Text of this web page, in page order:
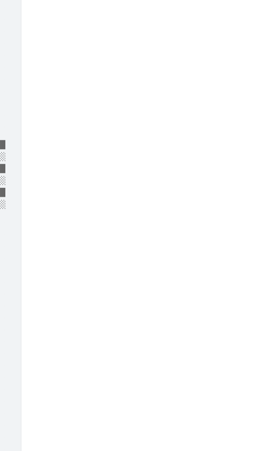
░██ ░██░██                   ░██             ░██
░██░██ ███████   ██████ ██████  ██████   ░██
░██ ░██░██░░██░░░██ ██░░░░ ░░░██░  ░░░░░░██  ░██
░██ ░██░██ ░██  ░██░░█████   ░██    ███████  ░██
░██ ░██░██ ░██  ░██ ░░░░░██  ░██   ██░░░░██  ░██
███ ███░██ ███  ░██ ██████   ░░██ ░░████████ ███
░░░ ░░░ ░░ ░░░   ░░ ░░░░░░     ░░   ░░░░░░░░ ░░░
请重新选择!
: rac
11
源